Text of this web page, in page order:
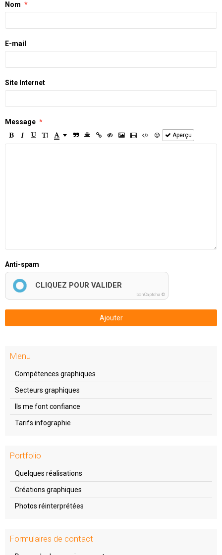
Nom
E-mail
Site Internet
Message
Aperçu
Anti-spam
CLIQUEZ POUR VALIDER
IconCaptcha ©
Ajouter
Menu
Compétences graphiques
Secteurs graphiques
Ils me font confiance
Tarifs infographie
Portfolio
Quelques réalisations
Créations graphiques
Photos réinterprétées
Formulaires de contact